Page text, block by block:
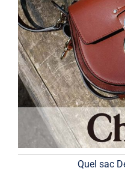
Quel sac